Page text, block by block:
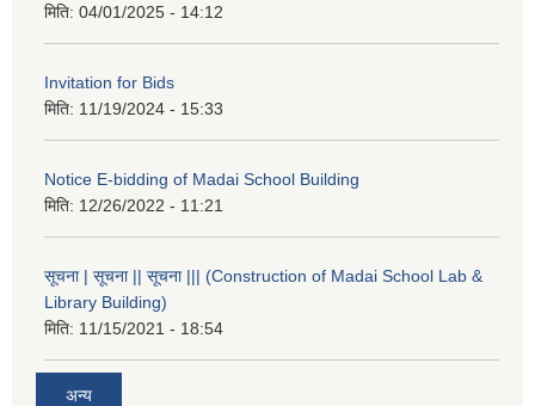
मिति: 04/01/2025 - 14:12
Invitation for Bids
मिति: 11/19/2024 - 15:33
Notice E-bidding of Madai School Building
मिति: 12/26/2022 - 11:21
सूचना | सूचना || सूचना ||| (Construction of Madai School Lab &
Library Building)
मिति: 11/15/2021 - 18:54
अन्य